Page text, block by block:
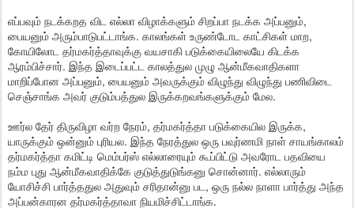
எப்பவும் நடக்கறத விட எல்லா விழாக்களும் சிறப்பா நடக்க அப்பனும்,
பையனும் அரும்பாடுபட்டாங்க. காலங்கள் உருண்டோட காட்சிகள் மாற,
கோயிலோட தர்மகர்த்தாவுக்கு வயசாகி படுக்கையிலையே கிடக்க
ஆரம்பிச்சார். இந்த இடைப்பட்ட காலத்துல முழு ஆன்மீகவாதிகளா
மாறிப்போன அப்பனும், பையனும் அவருக்கும் விழுந்து விழுந்து பணிவிடை
செஞ்சாங்க அவர் குடும்பத்துல இருக்கறவங்களுக்கும் மேல.
ஊர்ல தேர் திருவிழா வர்ற நேரம், தர்மகர்த்தா படுக்கையில இருக்க,
யாருக்கும் ஒன்னும் புரியல. இந்த நேரத்துல ஒரு பவுர்ணமி நாள் சாயங்காலம்
தர்மகர்த்தா கமிட்டி மெம்பர்ஸ் எல்லாரையும் கூப்பிட்டு அவரோட பதவியை
நம்ம புது ஆன்மீகவாதிக்கே குடுத்துடுங்கனு சொன்னார். எல்லாரும்
யோசிச்சி பார்த்ததுல அதுவும் சரிதான்னு பட, ஒரு நல்ல நாளா பார்த்து அந்த
அப்பன்காரன தர்மகர்த்தாவா நியமிச்சிட்டாங்க.